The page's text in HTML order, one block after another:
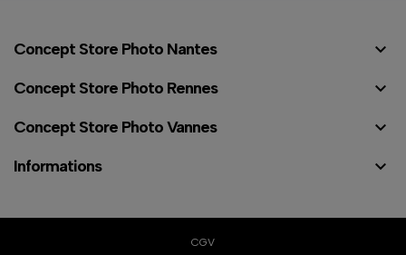
Concept Store Photo Nantes 
Concept Store Photo Rennes 
Concept Store Photo Vannes 
Informations 
CGV